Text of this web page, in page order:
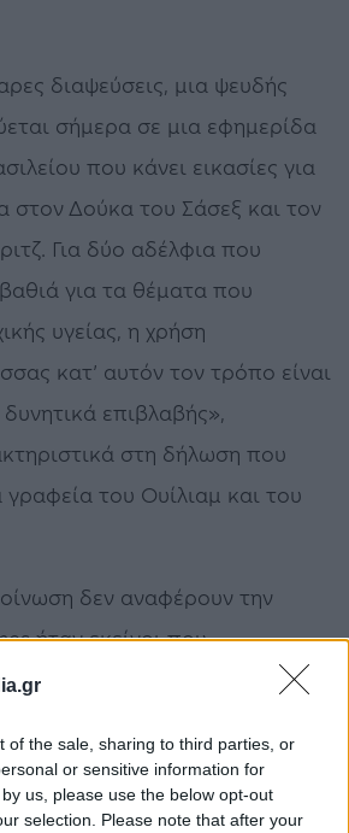
of the sale, sharing to third parties, or
or sensitive information for
us, please use the below opt-out
selection. Please note that after your
διαψεύσεις, μια ψευδής
σήμερα σε μια εφημερίδα
που κάνει εικασίες για
στον Δούκα του Σάσεξ και τον
Για δύο αδέλφια που
για τα θέματα που
υγείας, η χρήση
κατ’ αυτόν τον τρόπο είναι
επιβλαβής»,
στη δήλωση που
του Ουίλιαμ και του
δεν αναφέρουν την
ήταν εκείνοι που
πηγή, ανέφεραν ότι ο
του Ουίλιαμ που δεν
τη Μέγκαν.